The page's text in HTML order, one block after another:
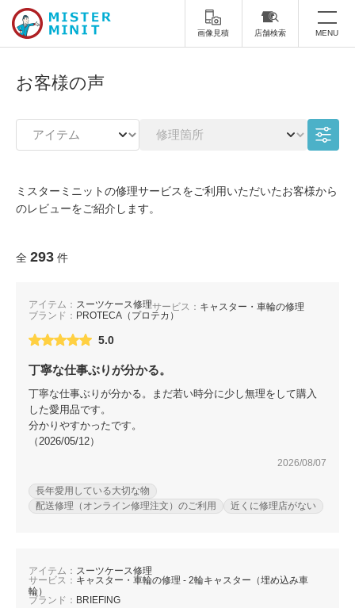
画像見積 店舗検索 MENU
靴修理
スニーカー修理
カバンの修理
印鑑・はんこの作製
店舗を探す
オンライン修理見積もりサービス（配送修理）
お問い合わせ
お客様の声
ミスターミニットの修理サービスをご利用いただいたお客様から
のレビューをご紹介します。
全 293 件
アイテム： スーツケース修理サービス： キャスター・車輪の修理
ブランド： PROTECA（プロテカ）
5.0
丁寧な仕事ぶりが分かる。
丁寧な仕事ぶりが分かる。まだ若い時分に少し無理をして購入
した愛用品です。
分かりやすかったです。
（2026/05/12）
2026/08/07
長年愛用している大切な物
配送修理（オンライン修理注文）のご利用
近くに修理店がない
アイテム： スーツケース修理
サービス： キャスター・車輪の修理 - 2輪キャスター（埋め込み車
輪）
ブランド： BRIEFING